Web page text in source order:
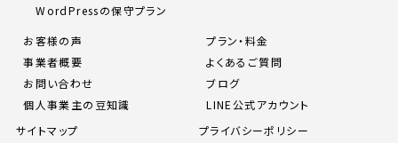
WordPressの保守プラン
お客様の声
プラン・料金
事業者概要
よくあるご質問
お問い合わせ
ブログ
個人事業主の豆知識
LINE公式アカウント
サイトマップ
プライバシーポリシー